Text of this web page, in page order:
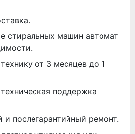
стиральных машин автомат
от 3 месяцев до 1
поддержка
и послегарантийный ремонт.